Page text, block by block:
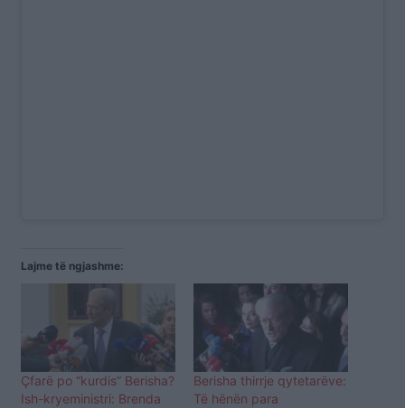
Lajme të ngjashme:
Çfarë po “kurdis” Berisha?
Ish-kryeministri: Brenda
Berisha thirrje qytetarëve:
Të hënën para